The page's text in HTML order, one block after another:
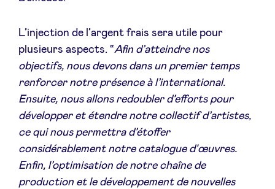
L’injection de l’argent frais sera utile pour
plusieurs aspects. “Afin d’atteindre nos
objectifs, nous devons dans un premier temps
renforcer notre présence à l’international.
Ensuite, nous allons redoubler d’efforts pour
développer et étendre notre collectif d’artistes,
ce qui nous permettra d’étoffer
considérablement notre catalogue d'œuvres.
Enfin, l’optimisation de notre chaîne de
production et le développement de nouvelles